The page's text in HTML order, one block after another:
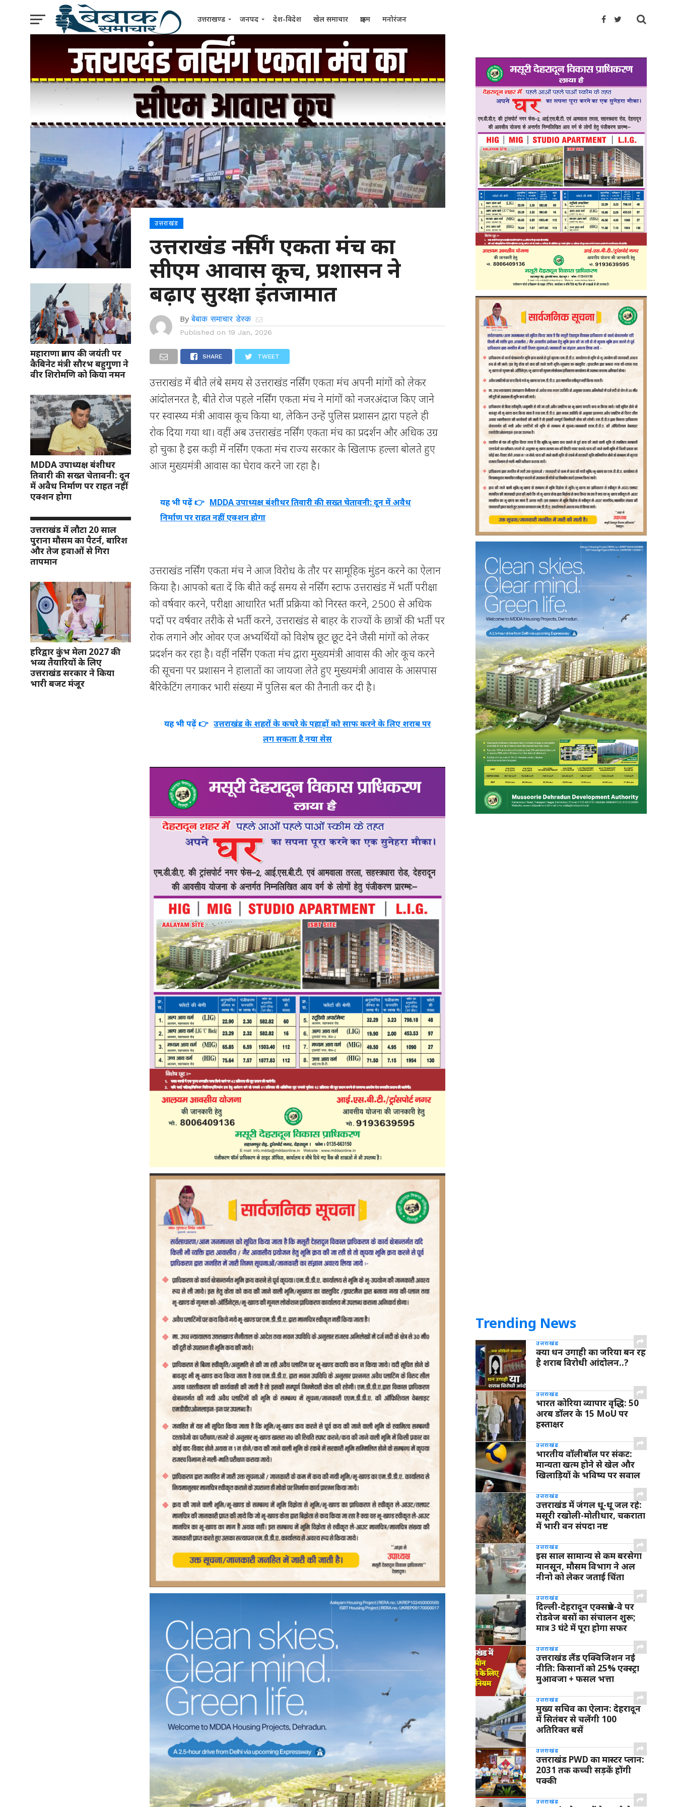
उत्तराखण्ड जनपद देश-विदेश खेल समाचार क्राइम मनोरंजन
महाराणा प्रताप की जयंती पर
कैबिनेट मंत्री सौरभ बहुगुणा ने
वीर शिरोमणि को किया नमन
MDDA उपाध्यक्ष बंशीधर
तिवारी की सख्त चेतावनी: दून
में अवैध निर्माण पर राहत नहीं
एक्शन होगा
उत्तराखंड में लौटा 20 साल
पुराना मौसम का पैटर्न, बारिश
और तेज हवाओं से गिरा
तापमान
हरिद्वार कुंभ मेला 2027 की
भव्य तैयारियों के लिए
उत्तराखंड सरकार ने किया
भारी बजट मंजूर
उत्तराखंड
उत्तराखंड नर्सिंग एकता मंच का
सीएम आवास कूच, प्रशासन ने
बढ़ाए सुरक्षा इंतजामात
By बेबाक समाचार डेस्क
Published on 19 Jan, 2026
SHARE TWEET
उत्तराखंड में बीते लंबे समय से उत्तराखंड नर्सिंग एकता मंच अपनी मांगों को लेकर
आंदोलनरत है, बीते रोज पहले नर्सिंग एकता मंच ने मांगों को नजरअंदाज किए जाने
पर स्वास्थ्य मंत्री आवास कूच किया था, लेकिन उन्हें पुलिस प्रशासन द्वारा पहले ही
रोक दिया गया था। वहीं अब उत्तराखंड नर्सिंग एकता मंच का प्रदर्शन और अधिक उग्र
हो चुका है इस कड़ी में नर्सिंग एकता मंच राज्य सरकार के खिलाफ हल्ला बोलते हुए
आज मुख्यमंत्री आवास का घेराव करने जा रहा है।
यह भी पढ़ें 👉 MDDA उपाध्यक्ष बंशीधर तिवारी की सख्त चेतावनी: दून में अवैध
निर्माण पर राहत नहीं एक्शन होगा
उत्तराखंड नर्सिंग एकता मंच ने आज विरोध के तौर पर सामूहिक मुंडन करने का ऐलान
किया है। आपको बता दें कि बीते कई समय से नर्सिंग स्टाफ उत्तराखंड में भर्ती परीक्षा
को वर्षवार करने, परीक्षा आधारित भर्ती प्रक्रिया को निरस्त करने, 2500 से अधिक
पदों पर वर्षवार तरीके से भर्ती करने, उत्तराखंड से बाहर के राज्यों के छात्रों की भर्ती पर
रोक लगाने और ओवर एज अभ्यर्थियों को विशेष छूट छूट देने जैसी मांगों को लेकर
प्रदर्शन कर रहा है। वहीं नर्सिंग एकता मंच द्वारा मुख्यमंत्री आवास की ओर कूच करने
की सूचना पर प्रशासन ने हालातों का जायजा लेते हुए मुख्यमंत्री आवास के आसपास
बैरिकेटिंग लगाकर भारी संख्या में पुलिस बल की तैनाती कर दी है।
यह भी पढ़ें 👉 उत्तराखंड के शहरों के कचरे के पहाड़ों को साफ करने के लिए शराब पर
लग सकता है नया सेस
Trending News
उत्तराखंड
क्या धन उगाही का जरिया बन रह
है शराब विरोधी आंदोलन..?
उत्तराखंड
भारत कोरिया व्यापार वृद्धि: 50
अरब डॉलर के 15 MoU पर
हस्ताक्षर
उत्तराखंड
भारतीय वॉलीबॉल पर संकट:
मान्यता खत्म होने से खेल और
खिलाड़ियों के भविष्य पर सवाल
उत्तराखंड
उत्तराखंड में जंगल धू-धू जल रहे:
मसूरी रखोली-मोतीधार, चकराता
में भारी वन संपदा नष्ट
उत्तराखंड
इस साल सामान्य से कम बरसेगा
मानसून, मौसम विभाग ने अल
नीनो को लेकर जताई चिंता
उत्तराखंड
दिल्ली-देहरादून एक्सप्रेस-वे पर
रोडवेज बसों का संचालन शुरू;
मात्र 3 घंटे में पूरा होगा सफर
उत्तराखंड
उत्तराखंड लैंड एक्विजिशन नई
नीति: किसानों को 25% एक्स्ट्रा
मुआवजा + फसल भत्ता
उत्तराखंड
मुख्य सचिव का ऐलान: देहरादून
में सितंबर से चलेंगी 100
अतिरिक्त बसें
उत्तराखंड
उत्तराखंड PWD का मास्टर प्लान:
2031 तक कच्ची सड़कें होंगी
पक्की
उत्तराखंड